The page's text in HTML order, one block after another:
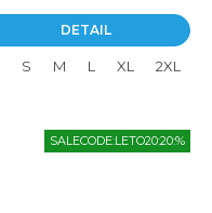
DETAIL
S M L XL 2XL
SALECODE:LETO20:20:%